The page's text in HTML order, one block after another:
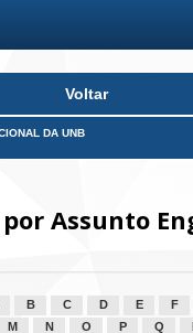
Voltar
DA UNB
Assunto
B C D E F
M N O P Q